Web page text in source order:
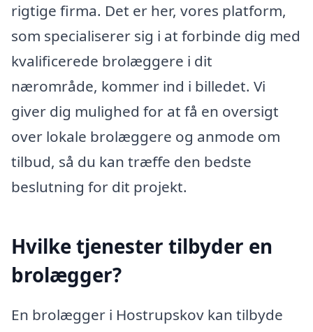
rigtige firma. Det er her, vores platform,
som specialiserer sig i at forbinde dig med
kvalificerede brolæggere i dit
nærområde, kommer ind i billedet. Vi
giver dig mulighed for at få en oversigt
over lokale brolæggere og anmode om
tilbud, så du kan træffe den bedste
beslutning for dit projekt.
Hvilke tjenester tilbyder en
brolægger?
En brolægger i Hostrupskov kan tilbyde